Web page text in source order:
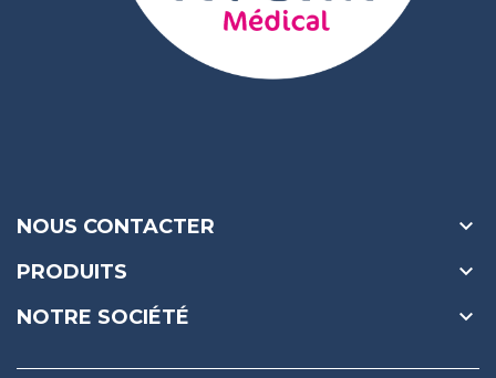
NOUS CONTACTER 
PRODUITS 
NOTRE SOCIÉTÉ 